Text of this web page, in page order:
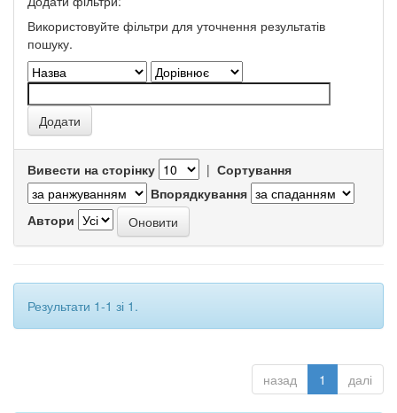
Використовуйте фільтри для уточнення результатів
пошуку.
Вивести на сторінку | Сортування
Впорядкування
Автори
Результати 1-1 зі 1.
назад 1 далі